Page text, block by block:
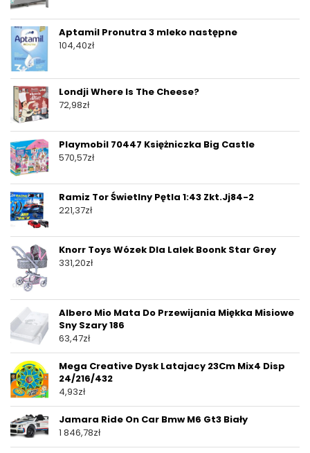
Aptamil Pronutra 3 mleko następne
104,40zł
Londji Where Is The Cheese?
72,98zł
Playmobil 70447 Księżniczka Big Castle
570,57zł
Ramiz Tor Świetlny Pętla 1:43 Zkt.Jj84-2
221,37zł
Knorr Toys Wózek Dla Lalek Boonk Star Grey
331,20zł
Albero Mio Mata Do Przewijania Miękka Misiowe
Sny Szary 186
63,47zł
Mega Creative Dysk Latajacy 23Cm Mix4 Disp
24/216/432
4,93zł
Jamara Ride On Car Bmw M6 Gt3 Biały
1 846,78zł